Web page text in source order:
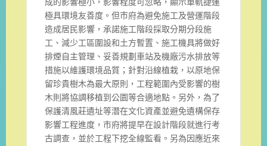
極具環境友善度。 但市府為避免施工及營運階段
造成居民影響， 承諾施工階段採取分期分段施
工、減少工區圍設和土方暫置、 施工機具將做好
排煙自主管理、 妥善規劃車站及機廠污水排放等
措施以維護環境品質； 針對沿線植栽，以原地保
留珍貴樹木為最大原則， 工程範圍內受影響的樹
木則將協調移植到公園等合適地點。另外， 為了
保護清風莊遺址等潛在文化資產並避免遺構保存
影響工程進度， 市府將提早在設計階段就進行考
古調查，並於工程下挖全線監看。 另為因應近來